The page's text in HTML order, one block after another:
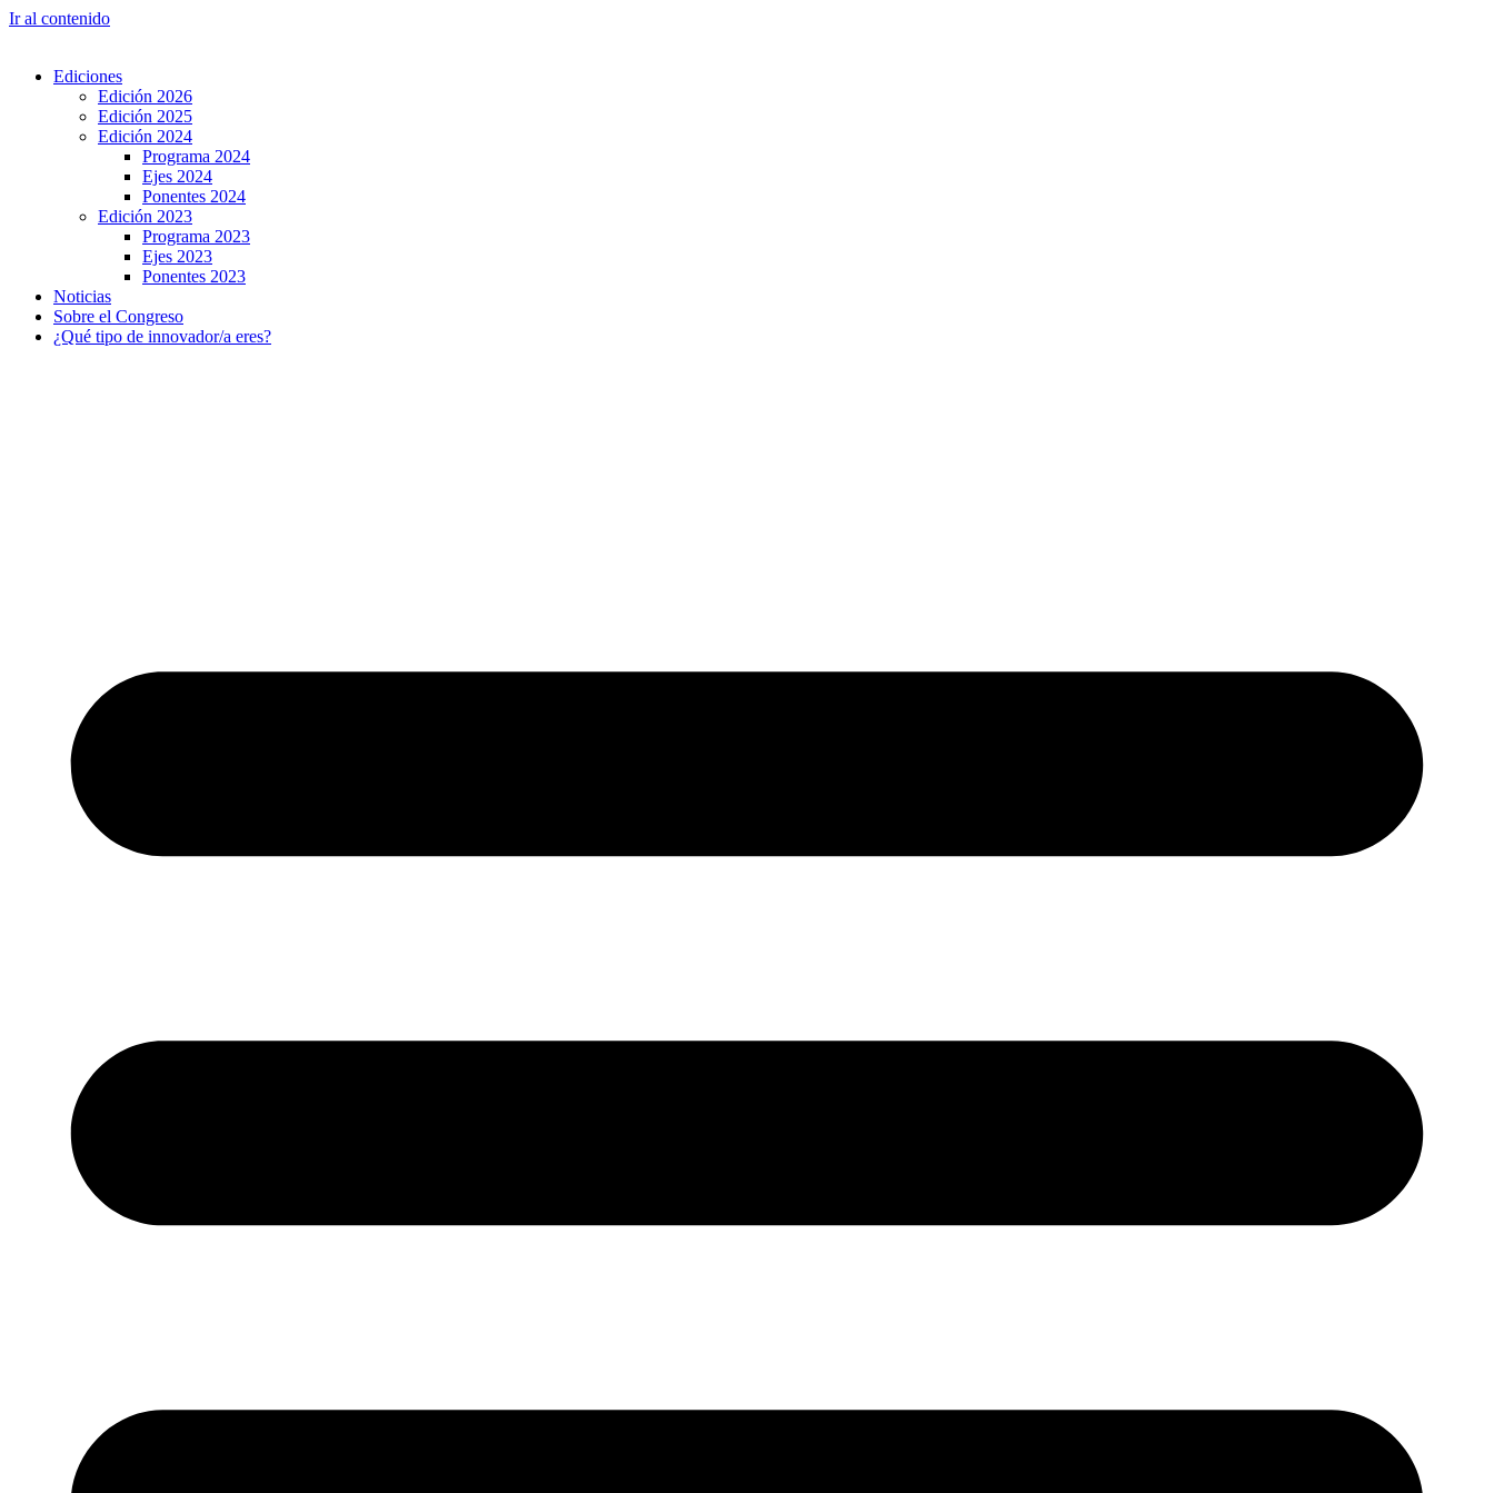
Ir al contenido
Ediciones
Edición 2026
Edición 2025
Edición 2024
Programa 2024
Ejes 2024
Ponentes 2024
Edición 2023
Programa 2023
Ejes 2023
Ponentes 2023
Noticias
Sobre el Congreso
¿Qué tipo de innovador/a eres?